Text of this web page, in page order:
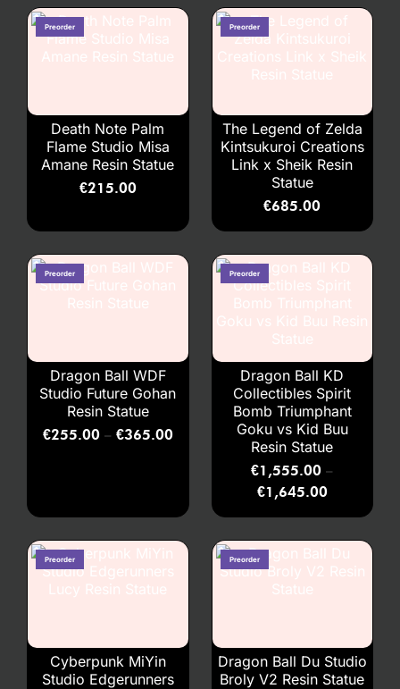
Death Note Palm
Flame Studio Misa
Amane Resin Statue
€215.00
The Legend of Zelda
Kintsukuroi Creations
Link x Sheik Resin
Statue
€685.00
Dragon Ball WDF
Studio Future Gohan
Resin Statue
€255.00 – €365.00
Dragon Ball KD
Collectibles Spirit
Bomb Triumphant
Goku vs Kid Buu
Resin Statue
€1,555.00 –
€1,645.00
Cyberpunk MiYin
Studio Edgerunners
Dragon Ball Du Studio
Broly V2 Resin Statue